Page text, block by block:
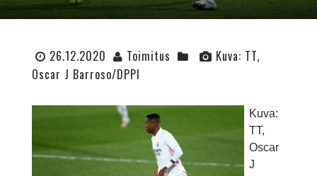
26.12.2020 Toimitus
Kuva: TT,
Oscar J Barroso/DPPI
Kuva:
TT,
Oscar
J